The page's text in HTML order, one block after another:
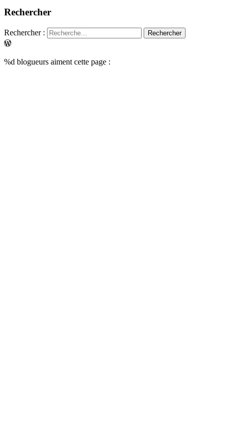
Rechercher
Rechercher :
%d blogueurs aiment cette page :